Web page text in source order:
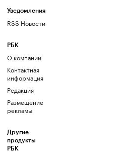
Уведомления
RSS Новости
РБК
О компании
Контактная
информация
Редакция
Размещение
рекламы
Другие
продукты
РБК